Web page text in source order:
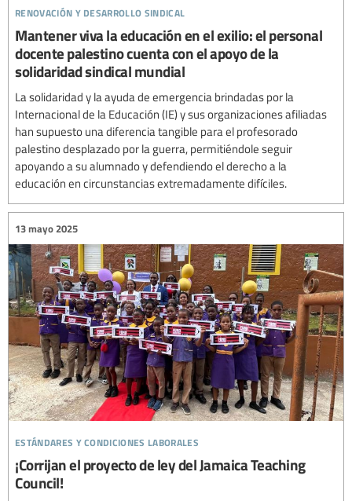
renovación y desarrollo sindical
Mantener viva la educación en el exilio: el personal
docente palestino cuenta con el apoyo de la
solidaridad sindical mundial
La solidaridad y la ayuda de emergencia brindadas por la
Internacional de la Educación (IE) y sus organizaciones afiliadas
han supuesto una diferencia tangible para el profesorado
palestino desplazado por la guerra, permitiéndole seguir
apoyando a su alumnado y defendiendo el derecho a la
educación en circunstancias extremadamente difíciles.
estándares y condiciones laborales
13 mayo 2025
¡Corrijan el proyecto de ley del Jamaica Teaching
Council!